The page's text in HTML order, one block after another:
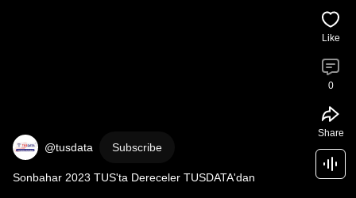
@tusdata Subscribe
Sonbahar 2023 TUS'ta Dereceler TUSDATA'dan
Like
0
Share